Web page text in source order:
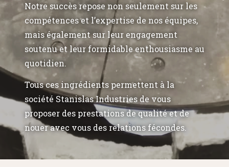
Notre succès repose non seulement sur les
compétences et l’expertise de nos équipes,
mais également sur leur engagement
soutenu et leur formidable enthousiasme au
quotidien.
Tous ces ingrédients permettent à la
société Stanislas Industries de vous
proposer des prestations de qualité et de
nouer avec vous des relations fécondes.